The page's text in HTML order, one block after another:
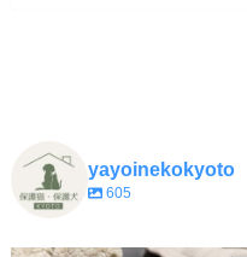
yayoinekokyoto
605